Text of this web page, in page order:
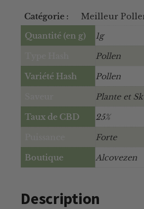
Catégorie :
Meilleur
Quantité (en g)
1g
Pollen
Variété Hash Pollen
Plante et
Taux de CBD 25%
Forte
Boutique Alcovezen
Description